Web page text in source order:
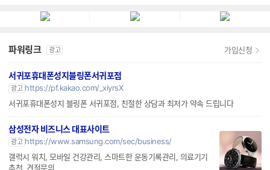
파워링크 광고 가입신청
서귀포휴대폰성지블링폰서귀포점
광고 https://pf.kakao.com/_xiyrsX
서귀포휴대폰성지 블링폰 서귀포점, 친절한 상담과 최저가 약속 드립니다
삼성전자 비즈니스 대표사이트
광고 https://www.samsung.com/sec/business/
갤럭시 워치, 모바일 건강관리, 스마트한 운동기록관리, 의료기기
추천, 견적문의